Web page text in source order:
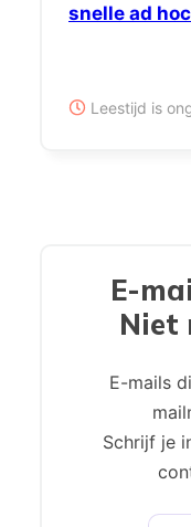
snelle ad
Leestijd is
E-
Niet
E-mails
Schrijf je